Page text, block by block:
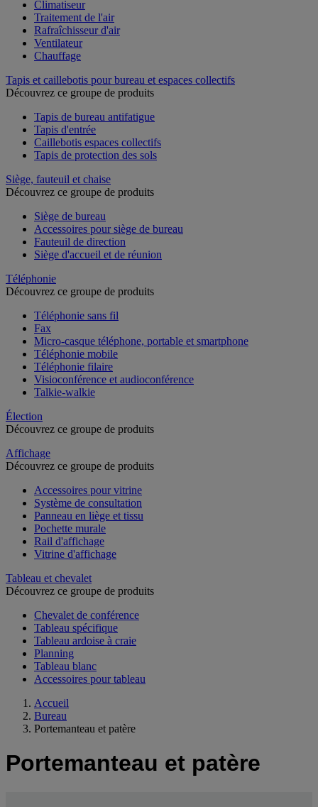
Climatiseur
Traitement de l'air
Rafraîchisseur d'air
Ventilateur
Chauffage
Tapis et caillebotis pour bureau et espaces collectifs
Découvrez ce groupe de produits
Tapis de bureau antifatigue
Tapis d'entrée
Caillebotis espaces collectifs
Tapis de protection des sols
Siège, fauteuil et chaise
Découvrez ce groupe de produits
Siège de bureau
Accessoires pour siège de bureau
Fauteuil de direction
Siège d'accueil et de réunion
Téléphonie
Découvrez ce groupe de produits
Téléphonie sans fil
Fax
Micro-casque téléphone, portable et smartphone
Téléphonie mobile
Téléphonie filaire
Visioconférence et audioconférence
Talkie-walkie
Élection
Découvrez ce groupe de produits
Affichage
Découvrez ce groupe de produits
Accessoires pour vitrine
Système de consultation
Panneau en liège et tissu
Pochette murale
Rail d'affichage
Vitrine d'affichage
Tableau et chevalet
Découvrez ce groupe de produits
Chevalet de conférence
Tableau spécifique
Tableau ardoise à craie
Planning
Tableau blanc
Accessoires pour tableau
Accueil
Bureau
Portemanteau et patère
Portemanteau et patère